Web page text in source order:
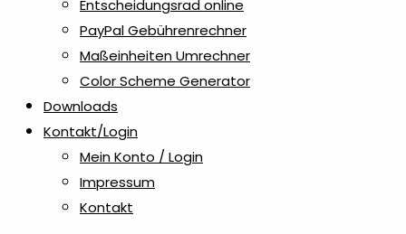
Entscheidungsrad online
PayPal Gebührenrechner
Maßeinheiten Umrechner
Color Scheme Generator
Downloads
Kontakt/Login
Mein Konto / Login
Impressum
Kontakt